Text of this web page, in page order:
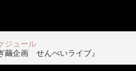
ジュール
繭企画 せんべいライブ』